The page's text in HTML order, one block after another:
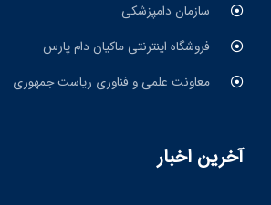
سازمان دامپزشکی
فروشگاه اینترنتی ماکیان دام پارس
معاونت علمی و فناوری ریاست جمهوری
آخرین اخبار